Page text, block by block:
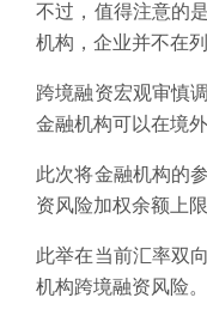
不过，值得注意的
机构，企业并不在列
跨境融资宏观审慎
金融机构可以在境
此次将金融机构的
资风险加权余额上限
此举在当前汇率双
机构跨境融资风险。